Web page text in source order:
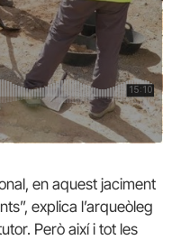
en aquest jaciment
explica l’arqueòleg
Però així i tot les